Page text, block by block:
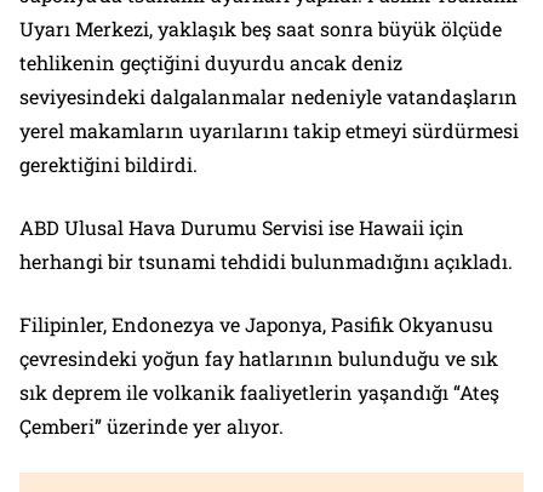
Uyarı Merkezi, yaklaşık beş saat sonra büyük ölçüde
tehlikenin geçtiğini duyurdu ancak deniz
seviyesindeki dalgalanmalar nedeniyle vatandaşların
yerel makamların uyarılarını takip etmeyi sürdürmesi
gerektiğini bildirdi.
ABD Ulusal Hava Durumu Servisi ise Hawaii için
herhangi bir tsunami tehdidi bulunmadığını açıkladı.
Filipinler, Endonezya ve Japonya, Pasifik Okyanusu
çevresindeki yoğun fay hatlarının bulunduğu ve sık
sık deprem ile volkanik faaliyetlerin yaşandığı “Ateş
Çemberi” üzerinde yer alıyor.